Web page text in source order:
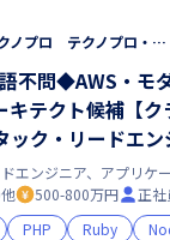
株式会社テクノプロ テクノプロ・エンジニアリング社
不問◆AWS・モ
キテクト候補【
ック・リードエ
端プロジェクト多
エンジニア、アプリケ
500-800万円
正社
PHP Ruby